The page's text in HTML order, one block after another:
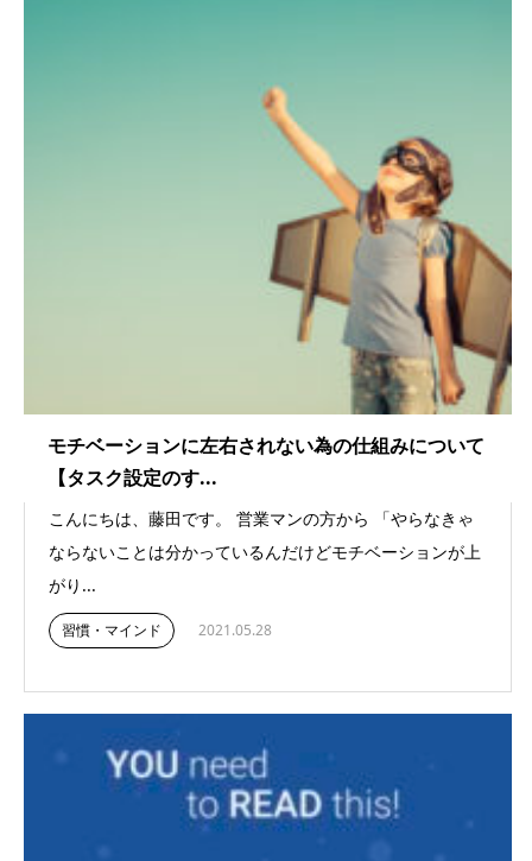
モチベーションに左右されない為の仕組みについて
【タスク設定のす...
こんにちは、藤田です。 営業マンの方から 「やらなきゃ
ならないことは分かっているんだけどモチベーションが上
がり...
習慣・マインド 2021.05.28